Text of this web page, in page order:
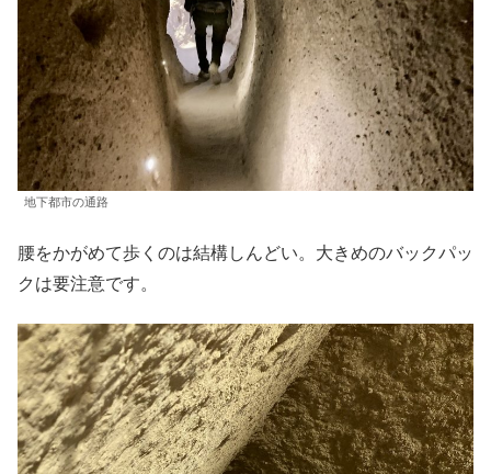
地下都市の通路
腰をかがめて歩くのは結構しんどい。大きめのバックパッ
クは要注意です。